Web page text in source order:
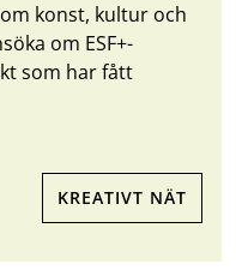
konst, kultur och
om ESF+-
som har fått
KREATIVT NÄT